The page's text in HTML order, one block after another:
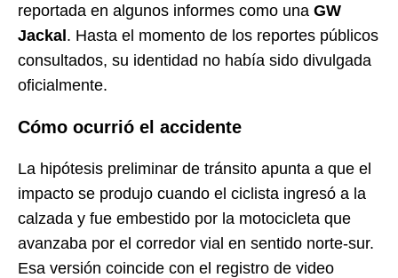
reportada en algunos informes como una GW
Jackal. Hasta el momento de los reportes públicos
consultados, su identidad no había sido divulgada
oficialmente.
Cómo ocurrió el accidente
La hipótesis preliminar de tránsito apunta a que el
impacto se produjo cuando el ciclista ingresó a la
calzada y fue embestido por la motocicleta que
avanzaba por el corredor vial en sentido norte-sur.
Esa versión coincide con el registro de video